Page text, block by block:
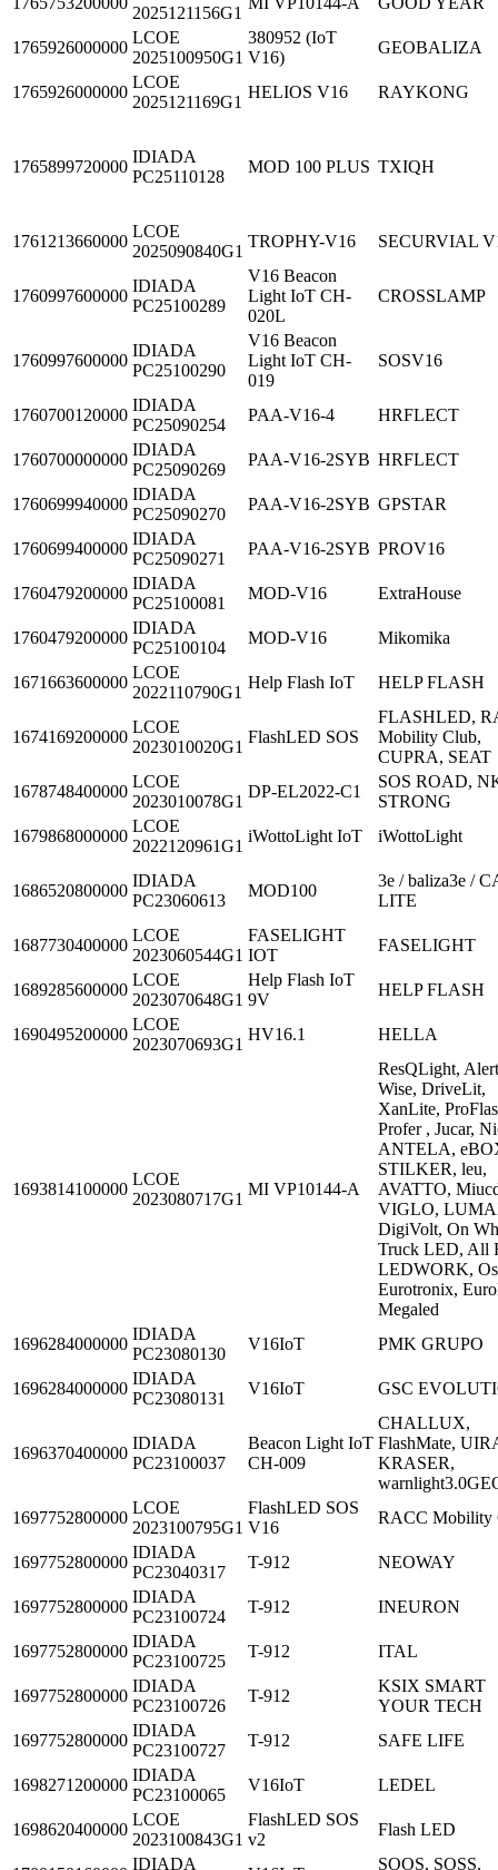
2025121156G1
1765926000000
LCOE
2025100950G1
380952 (IoT
V16)
GEOBALIZA
1765926000000
LCOE
2025121169G1
HELIOS V16 RAYKONG
1765899720000
IDIADA
PC25110128
MOD 100 PLUS TXIQH
1761213660000
LCOE
2025090840G1
TROPHY-V16 SECURVIAL
1760997600000
IDIADA
PC25100289
V16 Beacon
Light IoT CH-
020L
CROSSLAMP
1760997600000
IDIADA
PC25100290
V16 Beacon
Light IoT CH-
019
SOSV16
1760700120000
IDIADA
PC25090254
PAA-V16-4 HRFLECT
1760700000000
IDIADA
PC25090269
PAA-V16-2SYB HRFLECT
1760699940000
IDIADA
PC25090270
PAA-V16-2SYB GPSTAR
1760699400000
IDIADA
PC25090271
PAA-V16-2SYB PROV16
1760479200000
IDIADA
PC25100081
MOD-V16 ExtraHouse
1760479200000
IDIADA
PC25100104
MOD-V16 Mikomika
1671663600000
LCOE
2022110790G1
Help Flash IoT HELP FLASH
1674169200000
LCOE
2023010020G1
FlashLED SOS
FLASHLED,
Mobility Club,
CUPRA, SEAT
1678748400000
LCOE
2023010078G1
DP-EL2022-C1
SOS ROAD,
STRONG
1679868000000
LCOE
2022120961G1
iWottoLight IoT iWottoLight
1686520800000
IDIADA
PC23060613
MOD100
3e / baliza3e /
LITE
1687730400000
LCOE
2023060544G1
FASELIGHT
IOT
FASELIGHT
1689285600000
LCOE
2023070648G1
Help Flash IoT
9V
HELP FLASH
1690495200000
LCOE
2023070693G1
HV16.1 HELLA
1693814100000
LCOE
2023080717G1
MI VP10144-A
ResQLight, Alert
Wise, DriveLit,
XanLite,
Profer , Jucar,
ANTELA,
STILKER, leu,
AVATTO,
VIGLO,
DigiVolt, On
Truck LED, All
LEDWORK,
Eurotronix,
Megaled
1696284000000
IDIADA
PC23080130
V16IoT PMK GRUPO
1696284000000
IDIADA
PC23080131
V16IoT GSC
1696370400000
IDIADA
PC23100037
Beacon Light IoT
CH-009
CHALLUX,
FlashMate,
KRASER,
1697752800000
LCOE
2023100795G1
FlashLED SOS
V16
RACC Mobility
1697752800000
IDIADA
PC23040317
T-912 NEOWAY
1697752800000
IDIADA
PC23100724
T-912 INEURON
1697752800000
IDIADA
PC23100725
T-912 ITAL
1697752800000
IDIADA
PC23100726
T-912
KSIX SMART
YOUR TECH
1697752800000
IDIADA
PC23100727
T-912 SAFE LIFE
1698271200000
IDIADA
PC23100065
V16IoT LEDEL
1698620400000
LCOE
2023100843G1
FlashLED SOS
v2
Flash LED
IDIADA SOOS, SOSS,